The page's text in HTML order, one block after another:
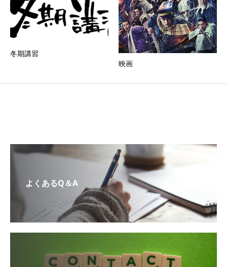
冬期講習
映画
よくあるQ＆A